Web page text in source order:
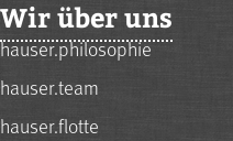
Wir über uns
hauser.philosophie
hauser.team
hauser.flotte